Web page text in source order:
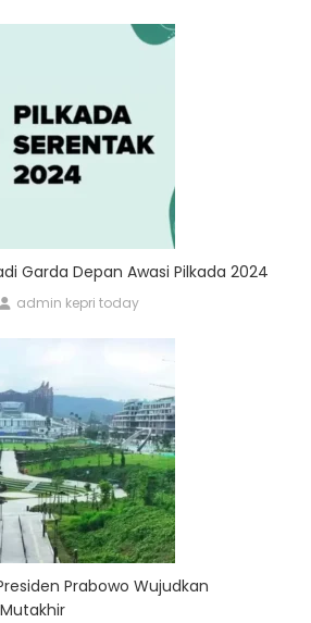
Garda Depan Awasi Pilkada 2024
admin kepri today
Prabowo Wujudkan